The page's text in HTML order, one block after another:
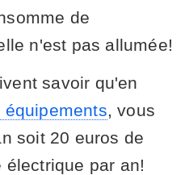
de
n'est pas allumée!
savoir qu'en
, vous
soit 20 euros de
par an!